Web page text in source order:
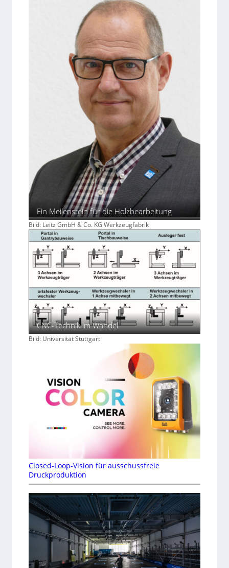
Ein Meilenstein für die Holzbearbeitung
Bild: Leitz GmbH & Co. KG Werkzeugfabrik
CNC-Technik im Wandel
Bild: Universität Stuttgart
Closed-Loop-Vision für ausschussfreie
Druckproduktion